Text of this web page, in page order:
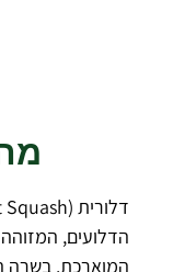
הדלועים,
המוארכת. בשרה